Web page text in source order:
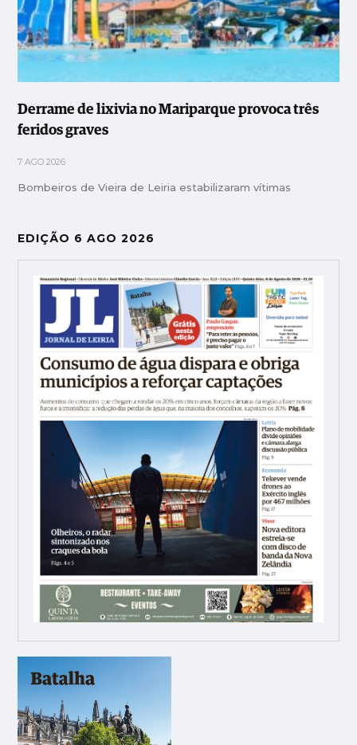
Derrame de lixivia no Mariparque provoca três
feridos graves
7 AGO 2026
Bombeiros de Vieira de Leiria estabilizaram vítimas
EDIÇÃO 6 AGO 2026